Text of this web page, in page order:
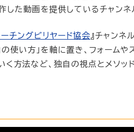
した動画を提供しているチャンネ
チングビリヤード協会』チャンネ
い方」を軸に置き、フォームや
方法など、独自の視点とメソッ